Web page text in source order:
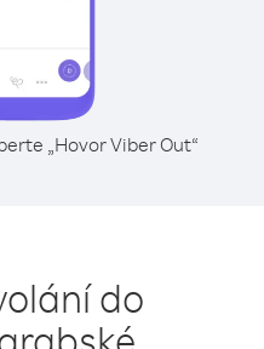
„Hovor Viber Out“
do